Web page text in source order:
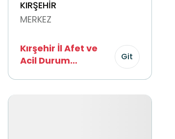
KIRŞEHİR
MERKEZ
Kırşehir İl Afet ve
Acil Durum
Git